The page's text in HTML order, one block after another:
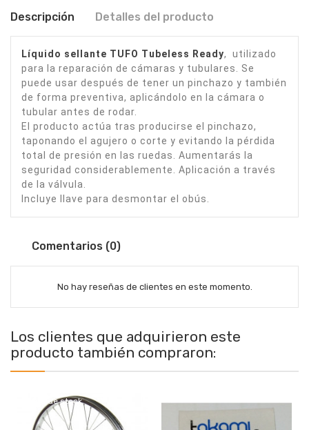
Descripción Detalles del producto
Líquido sellante TUFO Tubeless Ready,
utilizado
para la reparación de cámaras y tubulares. Se
puede usar después de tener un pinchazo y también
de forma preventiva, aplicándolo en la cámara o
tubular antes de rodar.
El producto actúa tras producirse el pinchazo,
taponando el agujero o corte y evitando la pérdida
total de presión en las ruedas. Aumentarás la
seguridad considerablemente. Aplicación a través
de la válvula.
Incluye llave para desmontar el obús.
Comentarios (0)
No hay reseñas de clientes en este momento.
Los clientes que adquirieron este
producto también compraron:
Fuera de stock